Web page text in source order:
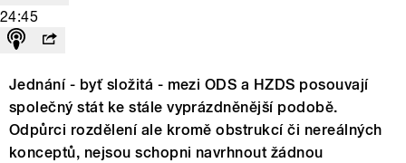
24:45
Jednání - byť složitá - mezi ODS a HZDS posouvají
společný stát ke stále vyprázdněnější podobě.
Odpůrci rozdělení ale kromě obstrukcí či nereálných
konceptů, nejsou schopni navrhnout žádnou